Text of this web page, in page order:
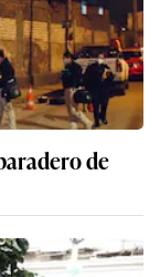
de